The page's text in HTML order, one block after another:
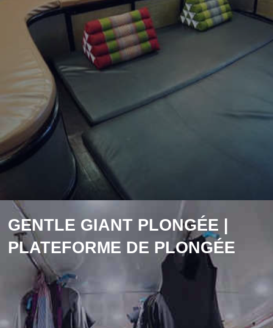
GENTLE GIANT PLONGÉE |
PLATEFORME DE PLONGÉE